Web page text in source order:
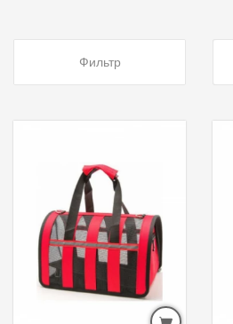
КОРМА
ПО
ИГРУШКИ
КОГТЕТОЧКИ
Фильтр